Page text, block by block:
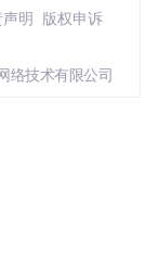
明
版权申诉
络技术有限公司